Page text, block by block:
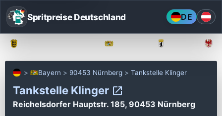
Spritpreise Deutschland DE
Bayern 90453 Nürnberg Tankstelle Klinger
Tankstelle Klinger
Reichelsdorfer Hauptstr. 185, 90453 Nürnberg